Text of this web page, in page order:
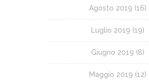
Agosto 2019 (16)
Luglio 2019 (19)
Giugno 2019 (8)
Maggio 2019 (12)